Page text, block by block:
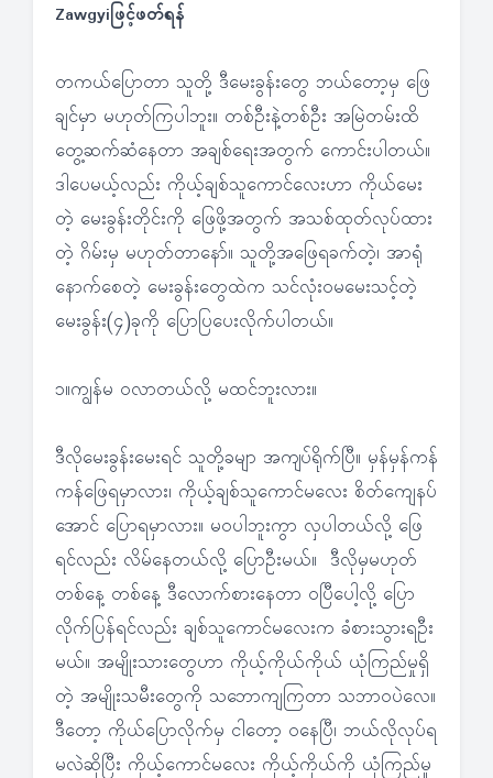
Zawgyiဖြင့်ဖတ်ရန်
တကယ်ပြောတာ သူတို့ ဒီမေးခွန်းတွေ ဘယ်တော့မှ ဖြေ
ချင်မှာ မဟုတ်ကြပါဘူး။ တစ်ဦးနဲ့တစ်ဦး အမြဲတမ်းထိ
တွေ့ဆက်ဆံနေတာ အချစ်ရေးအတွက် ကောင်းပါတယ်။
ဒါပေမယ့်လည်း ကိုယ့်ချစ်သူကောင်လေးဟာ ကိုယ်မေး
တဲ့ မေးခွန်းတိုင်းကို ဖြေဖို့အတွက် အသစ်ထုတ်လုပ်ထား
တဲ့ ဂိမ်းမှ မဟုတ်တာနော်။ သူတို့အဖြေရခက်တဲ့၊ အာရုံ
နောက်စေတဲ့ မေးခွန်းတွေထဲက သင်လုံးဝမမေးသင့်တဲ့
မေးခွန်း(၄)ခုကို ပြောပြပေးလိုက်ပါတယ်။
၁။ကျွန်မ ဝလာတယ်လို့ မထင်ဘူးလား။
ဒီလိုမေးခွန်းမေးရင် သူတို့ခမျာ အကျပ်ရိုက်ပြီ။ မှန်မှန်ကန်
ကန်ဖြေရမှာလား၊ ကိုယ့်ချစ်သူကောင်မလေး စိတ်ကျေနပ်
အောင် ပြောရမှာလား။ မဝပါဘူးကွာ လှပါတယ်လို့ ဖြေ
ရင်လည်း လိမ်နေတယ်လို့ ပြောဦးမယ်။ ဒီလိုမှမဟုတ်
တစ်နေ့ တစ်နေ့ ဒီလောက်စားနေတာ ဝပြီပေါ့လို့ ပြော
လိုက်ပြန်ရင်လည်း ချစ်သူကောင်မလေးက ခံစားသွားရဦး
မယ်။ အမျိုးသားတွေဟာ ကိုယ့်ကိုယ်ကိုယ် ယုံကြည်မှုရှိ
တဲ့ အမျိုးသမီးတွေကို သဘောကျကြတာ သဘာဝပဲလေ။
ဒီတော့ ကိုယ်ပြောလိုက်မှ ငါတော့ ဝနေပြီ၊ ဘယ်လိုလုပ်ရ
မလဲဆိုပြီး ကိုယ့်ကောင်မလေး ကိုယ့်ကိုယ်ကို ယုံကြည်မှု